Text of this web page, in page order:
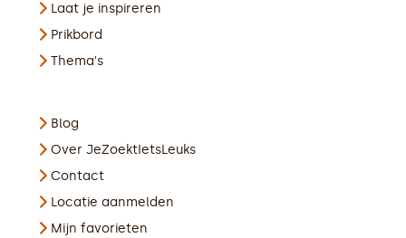
Laat je inspireren
Prikbord
Thema's
Blog
Over JeZoektIetsLeuks
Contact
Locatie aanmelden
Mijn favorieten